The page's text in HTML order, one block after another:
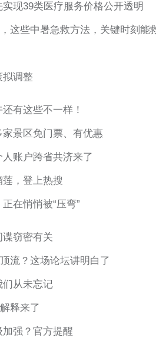
现39类医疗服务价格公开透明
这些中暑急救方法，关键时刻能
拟调整
有这些不一样！
景区免门票、有优惠
账户跨省共济来了
，登上热搜
在悄悄被“压弯”
谍窃密有关
流？这场论坛讲明白了
们从未忘记
释来了
强？官方提醒